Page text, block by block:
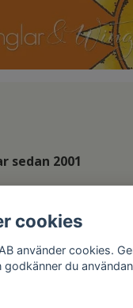
sedan 2001
cookies
använder cookies.
du